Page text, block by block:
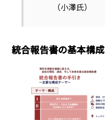
（小澤氏）
統合報告書の基本構成